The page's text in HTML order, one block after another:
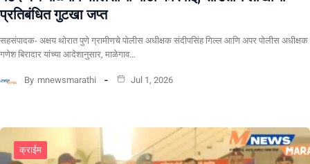
प्रतिबंधित गुटखा जप्त
सहसंपादक- अक्षय थोरात पुणे ग्रामीणचे पोलीस अधीक्षक संदीपसिंह गिल्ल आणि अपर पोलीस अधीक्षक
गणेश बिरादार यांच्या आदेशानुसार, माळेगाव…
By mnewsmarathi Jul 1, 2026
क्राईम